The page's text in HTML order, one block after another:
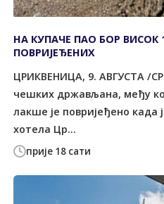
прије 18 сати
НА КУПАЧЕ ПАО БОР ВИСОК
ПОВРИЈЕЂЕНИХ
ЦРИКВЕНИЦА, 9. АВГУСТА /
чешких држављана, међу
лакше је повријеђено када
хотела Цр...